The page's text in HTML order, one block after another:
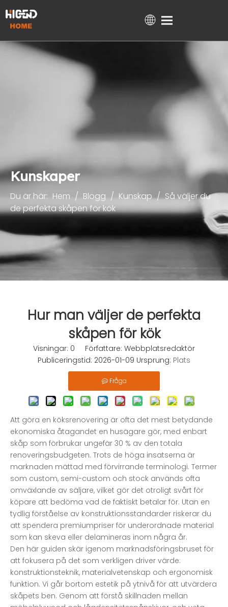
Hem
Kontakta
Kunskaper
Du är här: Hem / Blogg / Kunskap / Så väljer du
de perfekta skåpen för kök
Hur man väljer de perfekta
skåpen för kök
Visningar: 0 Författare: Webbplatsredaktör
Publiceringstid: 2026-01-09 Ursprung: Plats
Fråga
Att göra en köksrenovering är ofta det mest betydande
ekonomiska åtagandet en husägare gör, med enbart
skåp som förbrukar ungefär 30 % av den totala
renoveringsbudgeten. Trots de höga insatserna är
marknaden mättad med förvirrande terminologi. Termer
som custom, semi-custom och stock används ofta
omväxlande av säljare, vilket gör det otroligt svårt för
köpare att bedöma vad de faktiskt betalar för. Utan en
tydlig förståelse av konstruktionsstandarder riskerar du
att spendera premiumpriser för underordnade material
som kan skeva eller delamineras inom några år.
Den här guiden skär igenom marknadsföringsbruset för
att fokusera på det som verkligen driver värde:
konstruktionsteknik, materialvetenskap och ergonomisk
funktion. Vi går bortom estetik på ytnivå för att utvärdera
skåpets ben. Genom att förstå skillnaden mellan